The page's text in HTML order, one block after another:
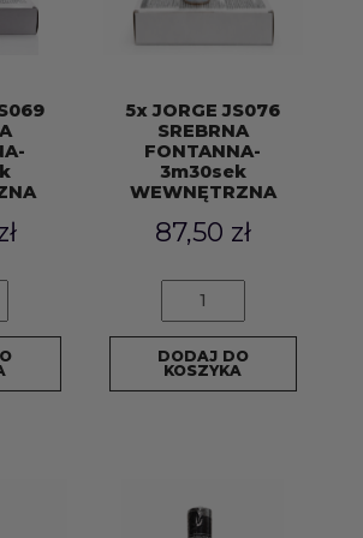
5x JORGE JS076
SREBRNA
FONTANNA-
3m30sek
WEWNĘTRZNA
87,50 zł
ilość
JORGE
JS076
SREBRNA
DODAJ DO
KOSZYKA